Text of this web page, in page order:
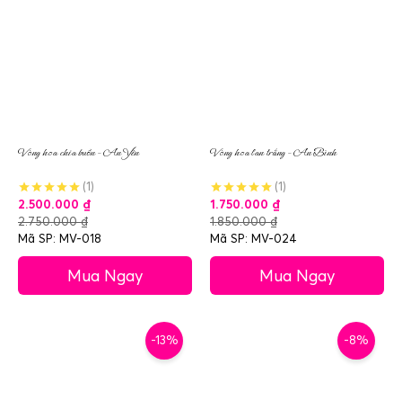
Vòng hoa chia buồn – An Yên
(1)
2.500.000 ₫
2.750.000₫
Mã SP: MV-018
Mua Ngay
Vòng hoa lan trắng – An Bình
(1)
1.750.000 ₫
1.850.000₫
Mã SP: MV-024
Mua Ngay
-13% -8%